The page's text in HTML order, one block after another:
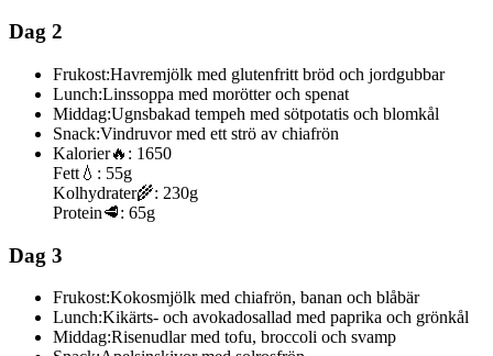
Dag 2
Frukost:Havremjölk med glutenfritt bröd och jordgubbar
Lunch:Linssoppa med morötter och spenat
Middag:Ugnsbakad tempeh med sötpotatis och blomkål
Snack:Vindruvor med ett strö av chiafrön
Kalorier🔥: 1650
Fett 💧: 55g
Kolhydrater🌾: 230g
Protein🥩: 65g
Dag 3
Frukost:Kokosmjölk med chiafrön, banan och blåbär
Lunch:Kikärts- och avokadosallad med paprika och grönkål
Middag:Risenudlar med tofu, broccoli och svamp